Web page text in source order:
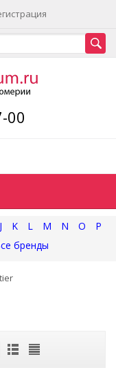
00
J K L M N O
P